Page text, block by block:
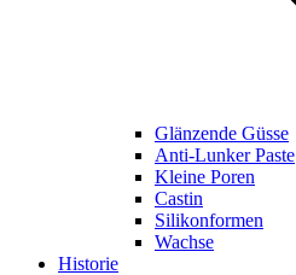
Glänzende Güsse
Anti-Lunker Paste
Kleine Poren
Castin
Silikonformen
Wachse
Historie